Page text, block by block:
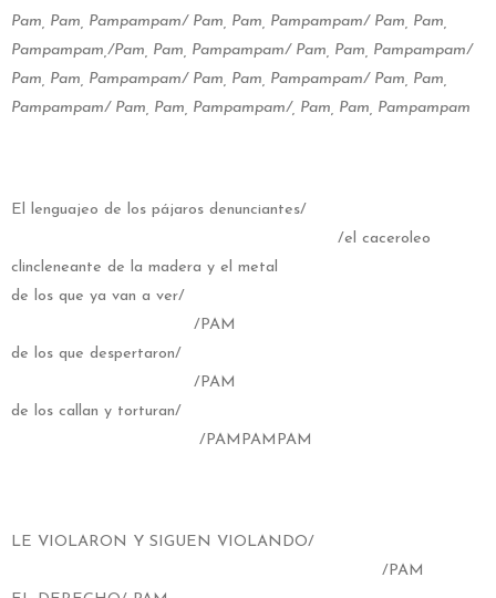
Pam, Pam, Pampampam/ Pam, Pam, Pampampam/ Pam, Pam,
Pampampam,/Pam, Pam, Pampampam/ Pam, Pam, Pampampam/
Pam, Pam, Pampampam/ Pam, Pam, Pampampam/ Pam, Pam,
Pampampam/ Pam, Pam, Pampampam/, Pam, Pam, Pampampam
El lenguajeo de los pájaros denunciantes/
/el caceroleo
clincleneante de la madera y el metal
de los que ya van a ver/
/PAM
de los que despertaron/
/PAM
de los callan y torturan/
/PAMPAMPAM
LE VIOLARON Y SIGUEN VIOLANDO/
/PAM